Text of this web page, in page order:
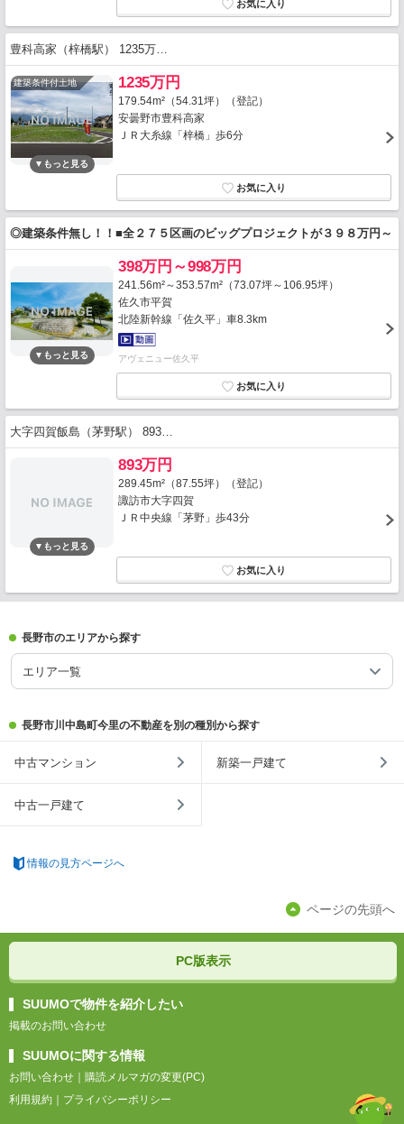
豊科高家（梓橋駅） 1235万…
建築条件付土地 1235万円
179.54m²（54.31坪）（登記）
安曇野市豊科高家
ＪＲ大糸線「梓橋」歩6分
◎建築条件無し！！■全２７５区画のビッグプロジェクトが３９８万円～
398万円～998万円
241.56m²～353.57m²（73.07坪～106.95坪）
佐久市平賀
北陸新幹線「佐久平」車8.3km
アヴェニュー佐久平
大字四賀飯島（茅野駅） 893…
893万円
289.45m²（87.55坪）（登記）
諏訪市大字四賀
ＪＲ中央線「茅野」歩43分
長野市のエリアから探す
エリア一覧
長野市川中島町今里の不動産を別の種別から探す
中古マンション 新築一戸建て
中古一戸建て
情報の見方ページへ
ページの先頭へ
PC版表示
SUUMOで物件を紹介したい
掲載のお問い合わせ
SUUMOに関する情報
お問い合わせ
購読メルマガの変更(PC)
利用規約
プライバシーポリシー